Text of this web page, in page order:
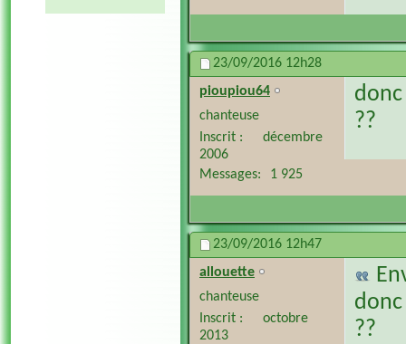
23/09/2016 12h28
pioupiou64
chanteuse
Inscrit
décembre
2006
Messages
1 925
??
23/09/2016 12h47
allouette
chanteuse
Inscrit
octobre
2013
??